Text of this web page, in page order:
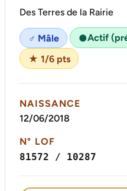
Des Terres de la Rairie
♂ Mâle ●Actif
★ 1/6 pts
NAISSANCE
12/06/2018
N° LOF
81572 / 10287